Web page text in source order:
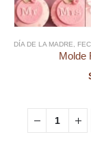
DÍA DE LA MADRE
Molde